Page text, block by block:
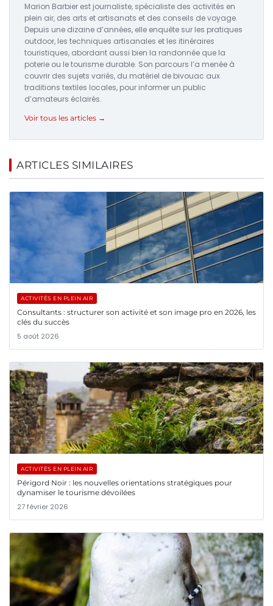
Marion Barbier est journaliste, spécialiste des activités en
plein air, des arts et artisanats et des conseils de voyage.
Depuis une dizaine d’années, elle enquête sur les pratiques
outdoor, les techniques artisanales et les itinéraires
touristiques, abordant aussi bien la randonnée que la
poterie ou le tourisme durable. Son parcours l’a menée à
couvrir des sujets variés, du matériel de bivouac aux
traditions textiles locales, pour informer un public
d’amateurs éclairés.
Voir tous les articles →
ARTICLES SIMILAIRES
ACTIVITÉS EN PLEIN AIR
Consultants : structurer son activité et son image pro en 2026, les
clés du succès
5 août 2026
ACTIVITÉS EN PLEIN AIR
Périgord Noir : les nouvelles orientations stratégiques pour
dynamiser le tourisme dévoilées
27 février 2026